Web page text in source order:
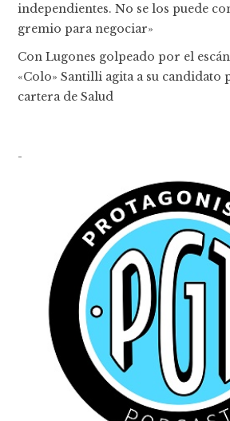
independientes. No se los puede
gremio para negociar»
Con Lugones golpeado por el
«Colo» Santilli agita a su candidato
cartera de Salud
-